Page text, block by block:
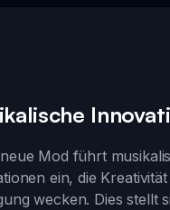
Mod führt
ein, die
wecken. Dies stellt